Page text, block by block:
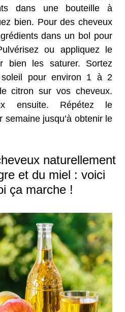
dans une bouteille à
bien. Pour des cheveux
dans un bol pour
ou appliquez le
bien les saturer. Sortez
pour environ 1 à 2
citron sur vos cheveux.
ensuite. Répétez le
semaine jusqu’à obtenir le
naturellement
et du miel : voici
ça marche !